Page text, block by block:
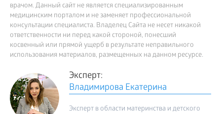
врачом. Данный сайт не является специализированным
медицинским порталом и не заменяет профессиональной
консультации специалиста. Владелец Сайта не несет никакой
ответственности ни перед какой стороной, понесший
косвенный или прямой ущерб в результате неправильного
использования материалов, размещенных на данном ресурсе.
Эксперт:
Владимирова Екатерина
Эксперт в области материнства и детского